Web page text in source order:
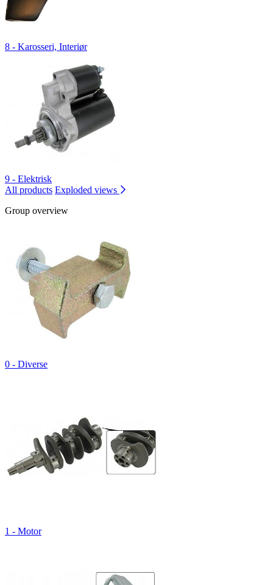
8 - Karosseri, Interiør
9 - Elektrisk
All products Exploded views
Group overview
0 - Diverse
1 - Motor